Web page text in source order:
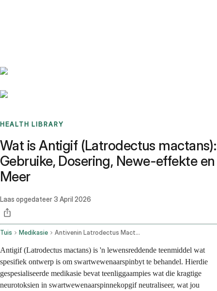
HEALTH LIBRARY
Wat is Antigif (Latrodectus mactans):
Gebruike, Dosering, Newe-effekte en
Meer
Laas opgedateer3 April 2026
Tuis Medikasie Antivenin Latrodectus Mactans Injection Route
Antigif (Latrodectus mactans) is 'n lewensreddende teenmiddel wat
spesifiek ontwerp is om swartwewenaarspinbyt te behandel. Hierdie
gespesialiseerde medikasie bevat teenliggaampies wat die kragtige
neurotoksien in swartwewenaarspinnekopgif neutraliseer, wat jou